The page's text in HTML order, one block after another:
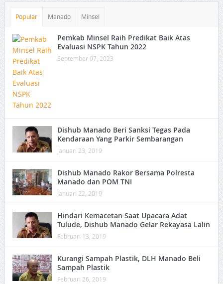
Popular Manado Minsel
Pemkab Minsel Raih Predikat Baik Atas
Evaluasi NSPK Tahun 2022
September 07, 2023
Dishub Manado Beri Sanksi Tegas Pada
Kendaraan Yang Parkir Sembarangan
Januari 23, 2019
Dishub Manado Rakor Bersama Polresta
Manado dan POM TNI
Januari 22, 2019
Hindari Kemacetan Saat Upacara Adat
Tulude, Dishub Manado Gelar Rekayasa Lalin
Februari 13, 2019
Kurangi Sampah Plastik, DLH Manado Beli
Sampah Plastik
Februari 26, 2019